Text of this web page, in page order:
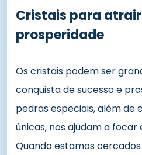
Cristais para
prosperidade
Os cristais podem ser
conquista de sucesso e
pedras especiais, além de
únicas, nos ajudam a focar
Quando estamos